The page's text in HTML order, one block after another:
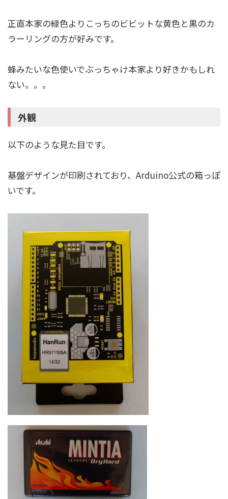
正直本家の緑色よりこっちのビビットな黄色と黒のカ
ラーリングの方が好みです。
蜂みたいな色使いでぶっちゃけ本家より好きかもしれ
ない。。。
外観
以下のような見た目です。
基盤デザインが印刷されており、Arduino公式の箱っぽ
いです。